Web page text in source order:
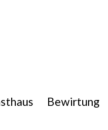
Bewirtung